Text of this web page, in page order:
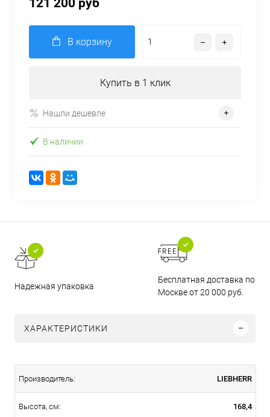
121 200 руб
В корзину
Купить в 1 клик
Нашли дешевле
В наличии
Надежная упаковка
Бесплатная доставка по
Москве от 20 000 руб.
ХАРАКТЕРИСТИКИ
Производитель: LIEBHERR
Высота, см: 168,4